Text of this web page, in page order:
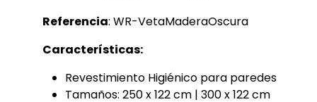
Referencia: WR-VetaMaderaOscura
Características:
Revestimiento Higiénico para paredes
Tamaños: 250 x 122 cm | 300 x 122 cm